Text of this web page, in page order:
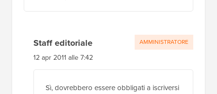
Staff editoriale
12 apr 2011 alle 7:42
Sì, dovrebbero essere obbligati a iscriversi
AMMINISTRATORE